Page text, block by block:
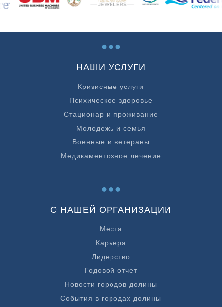
...
НАШИ УСЛУГИ
Кризисные услуги
Психическое здоровье
Стационар и проживание
Молодежь и семья
Военные и ветераны
Медикаментозное лечение
...
О НАШЕЙ ОРГАНИЗАЦИИ
Места
Карьера
Лидерство
Годовой отчет
Новости городов долины
События в городах долины